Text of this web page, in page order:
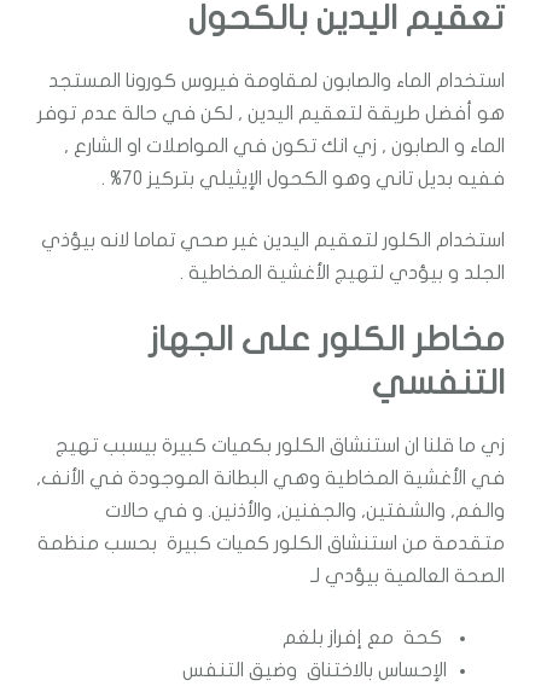
تعقيم اليدين بالكحول
استخدام الماء والصابون لمقاومة فيروس كورونا المستجد
هو أفضل طريقة لتعقيم اليدين , لكن في حالة عدم توفر
الماء و الصابون , زي انك تكون في المواصلات او الشارع ,
ففيه بديل تاني وهو الكحول الإيثيلي بتركيز 70% .
استخدام الكلور لتعقيم اليدين غير صحي تماما لانه بيؤذي
الجلد و بيؤدي لتهيج الأغشية المخاطية .
مخاطر الكلور على الجهاز
التنفسي
زي ما قلنا ان استنشاق الكلور بكميات كبيرة بيسبب تهيج
في الأغشية المخاطية وهي البطانة الموجودة في الأنف,
والفم, والشفتين, والجفنين, والأذنين. و في حالات
متقدمة من استنشاق الكلور كميات كبيرة بحسب منظمة
الصحة العالمية بيؤدي لـ
كحة مع إفراز بلغم
الإحساس بالاختناق وضيق التنفس